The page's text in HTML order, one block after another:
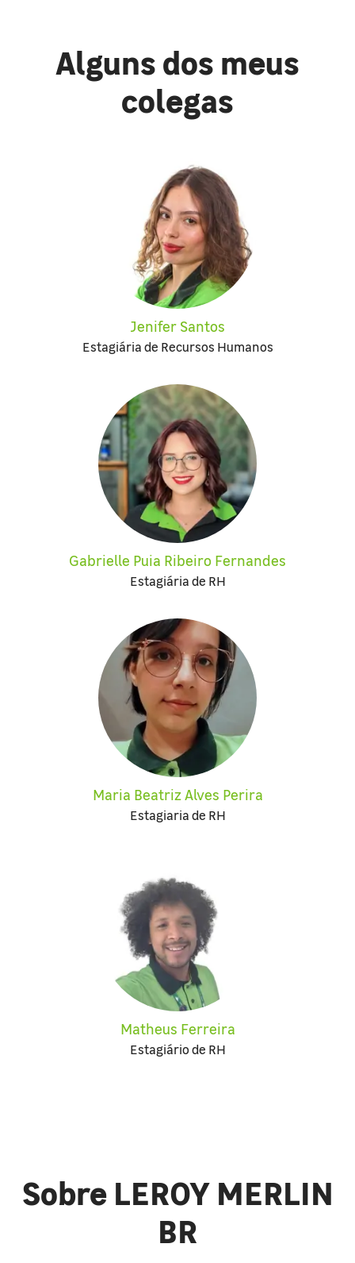
Alguns dos meus
colegas
Jenifer Santos
Estagiária de Recursos Humanos
Gabrielle Puia Ribeiro Fernandes
Estagiária de RH
Maria Beatriz Alves Perira
Estagiaria de RH
Matheus Ferreira
Estagiário de RH
Sobre LEROY MERLIN
BR